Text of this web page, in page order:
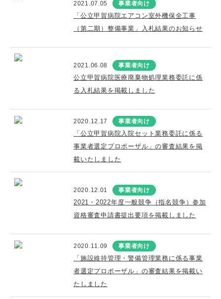
2021.07.05 事業者向け
「公立甲賀病院エアコン室外機保全工事
（第二期）整備事業」入札結果のお知らせ
2021.06.08 事業者向け
公立甲賀病院医療廃棄物処理業務委託に係
る入札結果を掲載しました
2020.12.17 事業者向け
「公立甲賀病院入院セット業務委託に係る
事業者選定プロポーザル」の審査結果を掲
載いたしました
2020.12.01 事業者向け
2021・2022年度一般競争（指名競争）参加
資格審査申請書提出要項を掲載しました
2020.11.09 事業者向け
「施設維持管理・警備管理業務に係る事業
者選定プロポーザル」の審査結果を掲載い
たしました